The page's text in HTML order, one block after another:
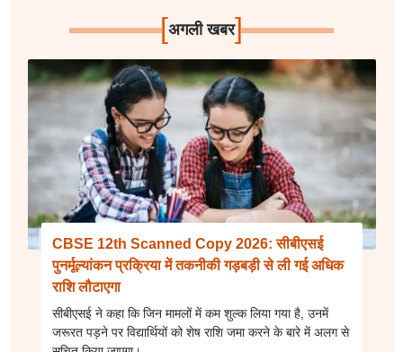
[अगली खबर]
CBSE 12th Scanned Copy 2026: सीबीएसई
पुनर्मूल्यांकन प्रक्रिया में तकनीकी गड़बड़ी से ली गई अधिक
राशि लौटाएगा
सीबीएसई ने कहा कि जिन मामलों में कम शुल्क लिया गया है, उनमें
जरूरत पड़ने पर विद्यार्थियों को शेष राशि जमा करने के बारे में अलग से